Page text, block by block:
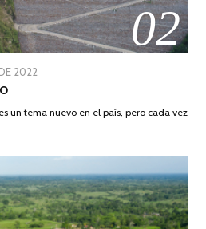
02
2022
DE
un tema nuevo en el país, pero cada vez